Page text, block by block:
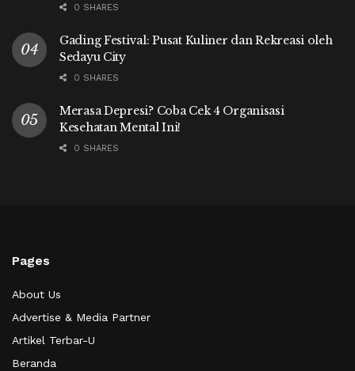
0 SHARES
Gading Festival: Pusat Kuliner dan Rekreasi oleh
Sedayu City
0 SHARES
Merasa Depresi? Coba Cek 4 Organisasi
Kesehatan Mental Ini!
0 SHARES
Pages
About Us
Advertise & Media Partner
Artikel Terbar-U
Beranda